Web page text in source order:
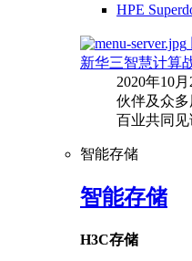
HPE
新华三智慧计算
2020年10
伙伴及众
百业共同见
智能存储
智能存储
H3C存储